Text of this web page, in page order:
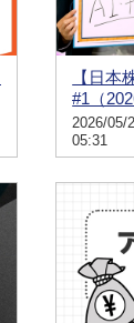
【日本
#1（
2026/05/
05:31